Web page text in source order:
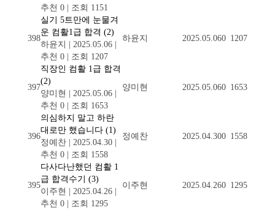
추천 0 | 조회 1151
398
실기 5트만에 눈물겨
운 컴활1급 합격 (2)
하윤지 | 2025.05.06 |
추천 0 | 조회 1207
하윤지 2025.05.060 1207
397
직장인 컴활 1급 합격
(2)
양미현 | 2025.05.06 |
추천 0 | 조회 1653
양미현 2025.05.060 1653
396
의심하지 말고 하란
대로만 했습니다 (1)
정예찬 | 2025.04.30 |
추천 0 | 조회 1558
정예찬 2025.04.300 1558
395
다사다난했던 컴활 1
급 합격수기 (3)
이주현 | 2025.04.26 |
추천 0 | 조회 1295
이주현 2025.04.260 1295